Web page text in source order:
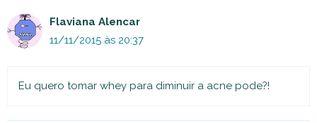
Flaviana Alencar
11/11/2015 às 20:37
Eu quero tomar whey para diminuir a acne pode?!